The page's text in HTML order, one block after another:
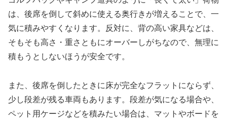
は、後席を倒して斜めに使える奥行きが増えることで、一
気に積みやすくなります。反対に、背の高い家具などは、
そもそも高さ・重さともにオーバーしがちなので、無理に
積もうとしないほうが安全です。
また、後席を倒したときに床が完全なフラットにならず、
少し段差が残る車両もあります。段差が気になる場合や、
ペット用ケージなどを積みたい場合は、マットやボードを